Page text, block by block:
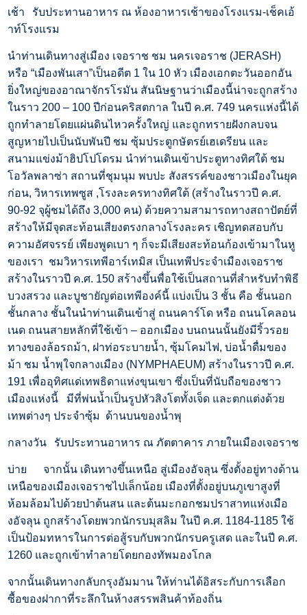
เช้า
รับประทานอาหาร ณ ห้องอาหารเช้าของโรงแรม-เช็คเอ้
าท์โรงแรม
นำท่านเดินทางสู่เมือง เจอราช ชม นครเจอราช (JERASH)
หรือ “เมืองพันเสา”เป็นอดีต 1 ใน 10 หัว เมืองเอกตะวันออกอัน
ยิ่งใหญ่ของอาณาจักรโรมัน สันนิษฐานว่าเมืองนี้น่าจะถูกสร้าง
ในราว 200 – 100 ปีก่อนคริสตกาล ในปี ค.ศ. 749 นครแห่งนี้ได้
ถูกทำลายโดยแผ่นดินไหวครั้งใหญ่ และถูกทรายฝังกลบจน
สูญหายไปเป็นนับพันปี ชม ซุ้มประตูกษัตรย์เฮเดรียน และ
สนามแข่งม้าฮิปโปโดรม นำท่านเดินเข้าประตูทางทิศใต้ ชม
โอวัลพลาซ่า สถานที่ชุมนุม พบปะ สังสรรค์ของชาวเมืองในยุค
ก่อน, วิหารเทพซูส ,โรงละครทางทิศใต้ (สร้างในราวปี ค.ศ.
90-92 จุผู้ชมได้ถึง 3,000 คน) ด้วยความสามารถทางสถาปัตย์ที่
สร้างให้มีจุดสะท้อนเสียงตรงกลางโรงละคร เชิญทดสอบกับ
ความอัศจรรย์ เพียงพูดเบา ๆ ก็จะมีเสียงสะท้อนก้องเข้ามาในหู
ของเรา ชมวิหารเทพีอาร์เทมิส เป็นเทพีประจำเมืองเจอราช
สร้างในราวปี ค.ศ. 150 สร้างขึ้นพื่อใช้เป็นสถานที่สำหรับทำพิธี
บวงสรวง และบูชายัญต่อเทพีองค์นี้ แบ่งเป็น 3 ชั้น คือ ชั้นนอก
ชั้นกลาง ชั้นในนำท่านเดินเข้าสู่ ถนนคาร์โด หรือ ถนนโคลอน
เนด ถนนสายหลักที่ใช้เข้า – ออกเมือง บนถนนนั้นยังมีริ้วรอย
ทางของล้อรถม้า, ฝาท่อระบายน้ำ, ซุ้มโคมไฟ, บ่อน้ำดื่มของ
ม้า ชม น้ำพุใจกลางเมือง (NYMPHAEUM) สร้างในราวปี ค.ศ.
191 เพื่ออุทิศแด่เทพธิดาแห่งขุนเขา ซึ่งเป็นที่นับถือของชาว
เมืองแห่งนี้ มีที่พ่นน้ำเป็นรูปหัวสิงโตทั้งเจ็ด และตกแต่งด้วย
เทพต่างๆ ประจำซุ้ม ด้านบนของน้ำพุ
กลางวัน รับประทานอาหาร ณ ภัตตาคาร ภายในเมืองเจอราช
บ่าย จากนั้น เดินทางขึ้นเหนือ สู่เมืองอัจลุน ซึ่งตั้งอยู่ทางด้าน
เหนือของเมืองเจอราชไปเล็กน้อย เมืองที่ตั้งอยู่บนภูเขาสูงที่
ห้อมล้อมไปด้วยป่าต้นสน และต้นมะกอกชมปราสาทแห่งเมือ
งอัจลุน ถูกสร้างโดยพวกนักรบมุสลิม ในปี ค.ศ. 1184-1185 ใช้
เป็นป้อมทหารในการต่อสู้รบกับพวกนักรบครูเสด และในปี ค.ศ.
1260 และถูกเข้าทำลายโดยกองทัพมองโกล
จากนั้นเดินทางกลับกรุงอัมมาน ให้ท่านได้อิสระกับการเลือก
ซื้อของฝากาที่ระลึกในห้างสรรพสินค้าท้องถิ่น